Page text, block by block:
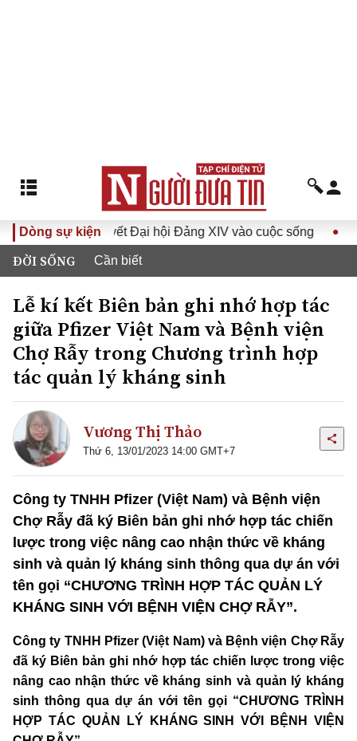
Dòng sự kiện
Nghị quyết Đại hội Đảng XIV vào cuộc sống Hướng tới
ĐỜI SỐNG Cần biết
Lễ kí kết Biên bản ghi nhớ hợp tác
giữa Pfizer Việt Nam và Bệnh viện
Chợ Rẫy trong Chương trình hợp
tác quản lý kháng sinh
Vương Thị Thảo
Thứ 6, 13/01/2023 14:00 GMT+7
Công ty TNHH Pfizer (Việt Nam) và Bệnh viện
Chợ Rẫy đã ký Biên bản ghi nhớ hợp tác chiến
lược trong việc nâng cao nhận thức về kháng
sinh và quản lý kháng sinh thông qua dự án với
tên gọi “CHƯƠNG TRÌNH HỢP TÁC QUẢN LÝ
KHÁNG SINH VỚI BỆNH VIỆN CHỢ RẪY”.
Công ty TNHH Pfizer (Việt Nam) và Bệnh viện Chợ Rẫy
đã ký Biên bản ghi nhớ hợp tác chiến lược trong việc
nâng cao nhận thức về kháng sinh và quản lý kháng
sinh thông qua dự án với tên gọi “CHƯƠNG TRÌNH
HỢP TÁC QUẢN LÝ KHÁNG SINH VỚI BỆNH VIỆN